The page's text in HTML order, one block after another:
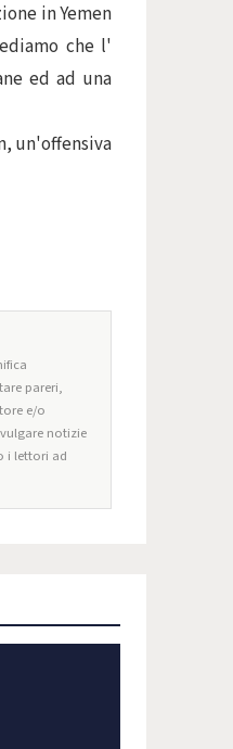
in Yemen
che l'
ed ad una
un'offensiva
pareri,
e/o
notizie
i lettori ad